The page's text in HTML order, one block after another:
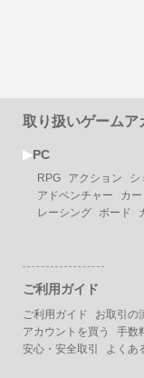
取り扱いゲームア
▶︎PC
RPG アクション シ
アドベンチャー
カー
レーシング
ボード
ご利用ガイド
ご利用ガイド お取引の
アカウントを買う
手数
安心・安全取引
よくあ